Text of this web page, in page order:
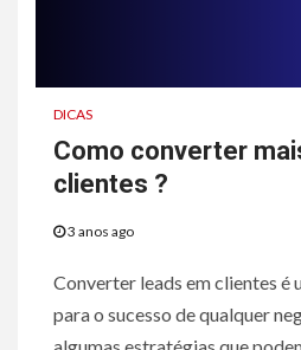
DICAS
Como converter
clientes ?
3 anos ago
Converter leads em clientes é
para o sucesso de qualquer